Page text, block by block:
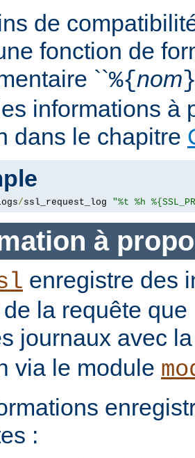
de
fonction de
``%{nom
informations à
dans le chapitre
/ssl_request_log "%t %h
à
enregistre des
la requête
journaux avec
via le module
: